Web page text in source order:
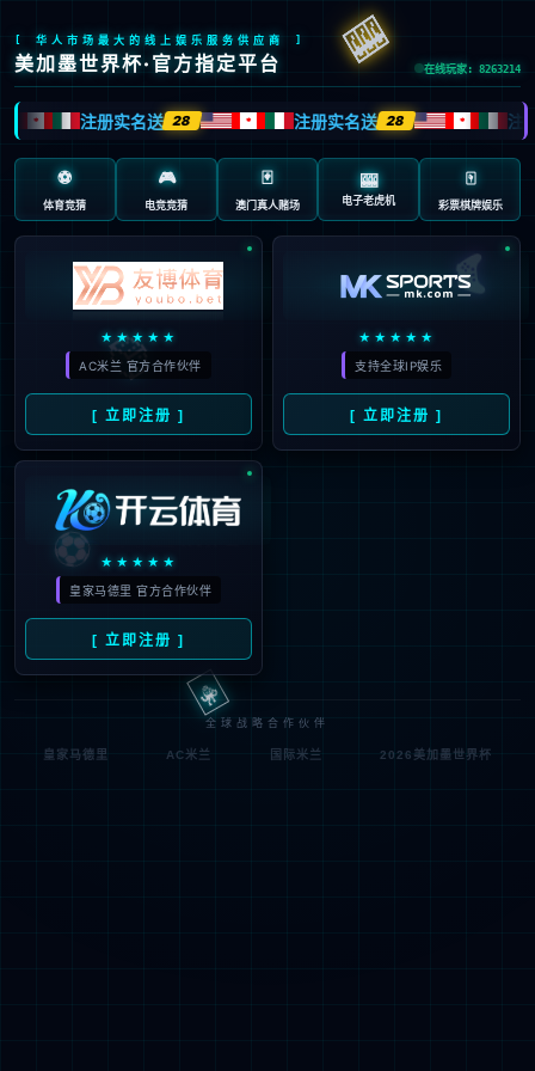
抱歉，页面无法访问...
可能原因：网址有错误 >请检查地址是否完整或存在多余字
符;
网址已失效 >可能页面已删除，活动已下线等
返回首页